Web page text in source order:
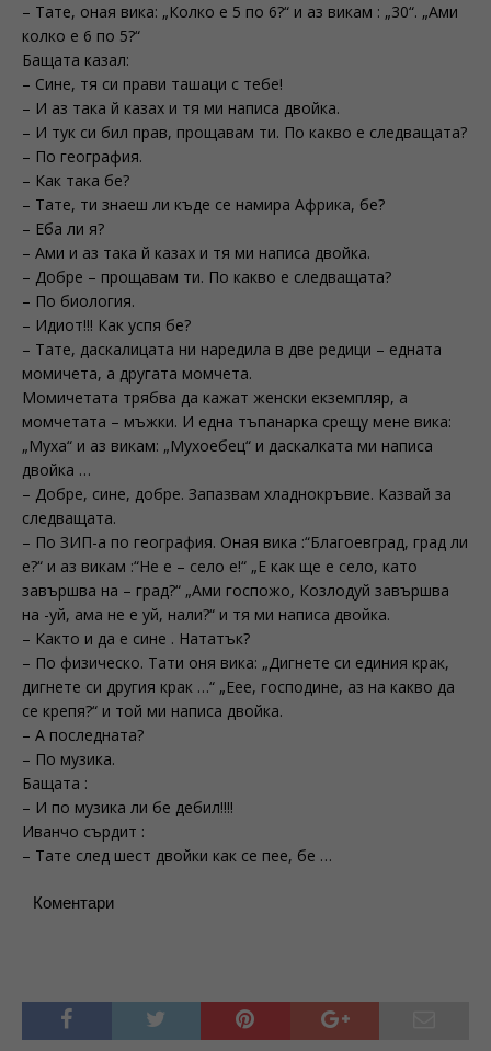
– Тате, оная вика: „Колко е 5 по 6?“ и аз викам : „30“. „Ами
колко е 6 по 5?“
Бащата казал:
– Сине, тя си прави ташаци с тебе!
– И аз така й казах и тя ми написа двойка.
– И тук си бил прав, прощавам ти. По какво е следващата?
– По география.
– Как така бе?
– Тате, ти знаеш ли къде се намира Африка, бе?
– Еба ли я?
– Ами и аз така й казах и тя ми написа двойка.
– Добре – прощавам ти. По какво е следващата?
– По биология.
– Идиот!!! Как успя бе?
– Тате, даскалицата ни наредила в две редици – едната
момичета, а другата момчета.
Момичетата трябва да кажат женски екземпляр, а
момчетата – мъжки. И една тъпанарка срещу мене вика:
„Муха“ и аз викам: „Мухоебец“ и даскалката ми написа
двойка …
– Добре, сине, добре. Запазвам хладнокръвие. Казвай за
следващата.
– По ЗИП-а по география. Оная вика :“Благоевград, град ли
е?“ и аз викам :“Не е – село е!“ „Е как ще е село, като
завършва на – град?“ „Ами госпожо, Козлодуй завършва
на -уй, ама не е уй, нали?“ и тя ми написа двойка.
– Както и да е сине . Нататък?
– По физическо. Тати оня вика: „Дигнете си единия крак,
дигнете си другия крак …“ „Еее, господине, аз на какво да
се крепя?“ и той ми написа двойка.
– А последната?
– По музика.
Бащата :
– И по музика ли бе дебил!!!!
Иванчо сърдит :
– Тате след шест двойки как се пее, бе …
Коментари